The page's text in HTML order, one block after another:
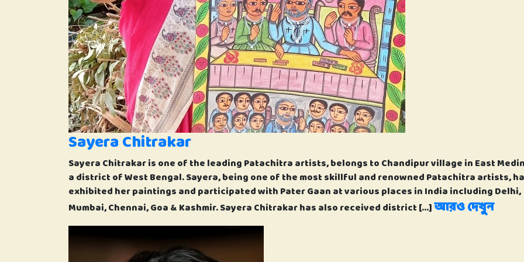
Sayera Chitrakar
Sayera Chitrakar is one of the leading Patachitra artists, belongs to Chandipur village in East
a district of West Bengal. Sayera, being one of the most skillful and renowned Patachitra artists,
exhibited her paintings and participated with Pater Gaan at various places in India including Delhi,
Mumbai, Chennai, Goa & Kashmir. Sayera Chitrakar has also received district […]আরও দেখুন